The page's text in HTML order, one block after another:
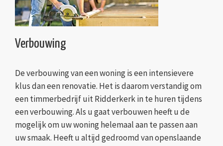
Verbouwing
De verbouwing van een woning is een intensievere
klus dan een renovatie. Het is daarom verstandig om
een timmerbedrijf uit Ridderkerk in te huren tijdens
een verbouwing. Als u gaat verbouwen heeft u de
mogelijk om uw woning helemaal aan te passen aan
uw smaak. Heeft u altijd gedroomd van openslaande